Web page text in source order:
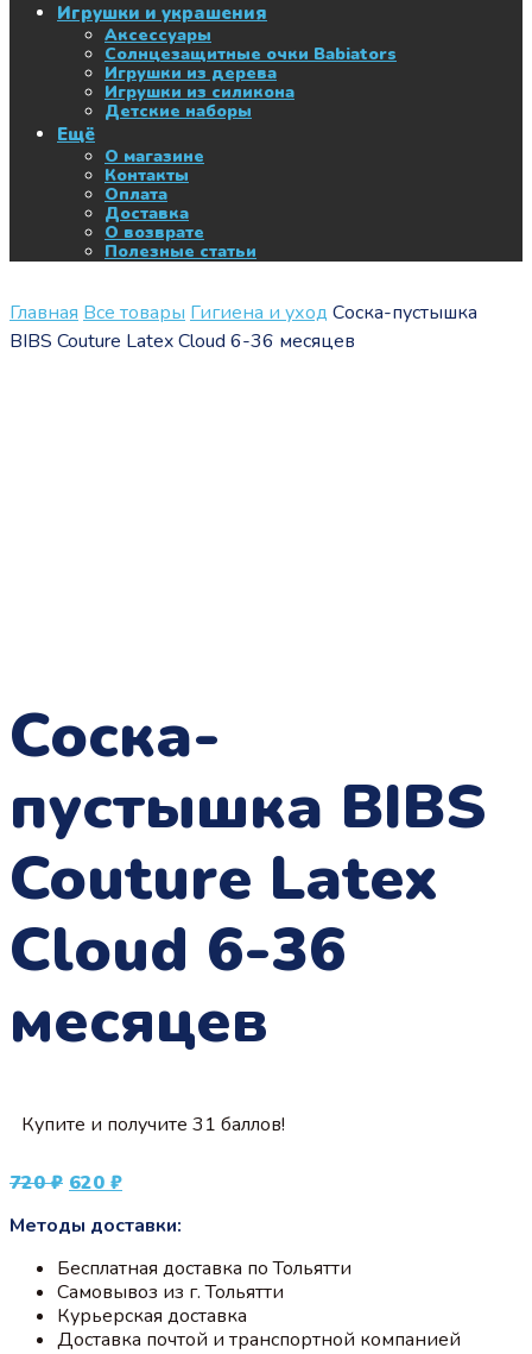
Игрушки и украшения
Аксессуары
Солнцезащитные очки Babiators
Игрушки из дерева
Игрушки из силикона
Детские наборы
Ещё
О магазине
Контакты
Оплата
Доставка
О возврате
Полезные статьи
Главная Все товары Гигиена и уход Соска-пустышка
BIBS Couture Latex Cloud 6-36 месяцев
Соска-
пустышка BIBS
Couture Latex
Cloud 6-36
месяцев
Купите и получите 31 баллов!
720₽ Первоначальная
составляла
620 ₽Текущая
620 ₽.
Методы доставки:
Бесплатная доставка по Тольятти
Самовывоз из г. Тольятти
Курьерская доставка
Доставка почтой и транспортной компанией